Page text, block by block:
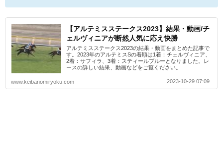
【アルテミスステークス2023】結果・動画/チ
ェルヴィニアが断然人気に応え快勝
アルテミスステークス2023の結果・動画をまとめた記事で
す。2023年のアルテミスSの着順は1着：チェルヴィニア、
2着：サフィラ、3着：スティールブルーとなりました。レ
ースの詳しい結果、動画などをご覧ください。
www.keibanomiryoku.com 2023-10-29 07:09